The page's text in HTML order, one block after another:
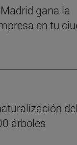
gana la
en tu
del
árboles